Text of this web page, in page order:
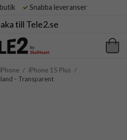
Snabba leveranser
till Tele2.se
iPhone / iPhone 15 Plus /
- Transparent